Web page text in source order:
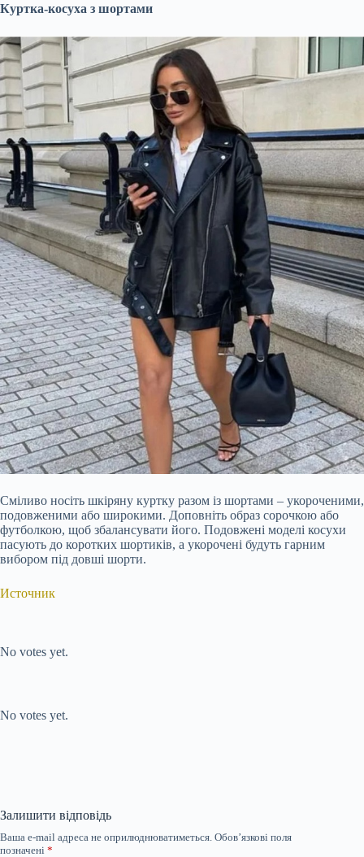
Куртка-косуха з шортами
Сміливо носіть шкіряну куртку разом із шортами – укороченими,
подовженими або широкими. Доповніть образ сорочкою або
футболкою, щоб збалансувати його. Подовжені моделі косухи
пасують до коротких шортиків, а укорочені будуть гарним
вибором під довші шорти.
Источник
No votes yet.
No votes yet.
Залишити відповідь
Ваша e-mail адреса не оприлюднюватиметься. Обов’язкові поля
позначені *